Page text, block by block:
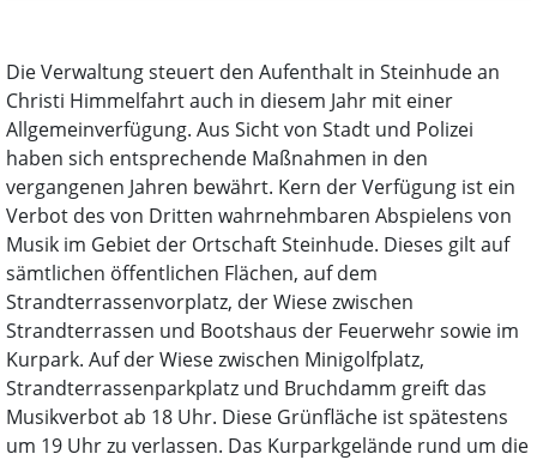
Die Verwaltung steuert den Aufenthalt in Steinhude an
Christi Himmelfahrt auch in diesem Jahr mit einer
Allgemeinverfügung. Aus Sicht von Stadt und Polizei
haben sich entsprechende Maßnahmen in den
vergangenen Jahren bewährt. Kern der Verfügung ist ein
Verbot des von Dritten wahrnehmbaren Abspielens von
Musik im Gebiet der Ortschaft Steinhude. Dieses gilt auf
sämtlichen öffentlichen Flächen, auf dem
Strandterrassenvorplatz, der Wiese zwischen
Strandterrassen und Bootshaus der Feuerwehr sowie im
Kurpark. Auf der Wiese zwischen Minigolfplatz,
Strandterrassenparkplatz und Bruchdamm greift das
Musikverbot ab 18 Uhr. Diese Grünfläche ist spätestens
um 19 Uhr zu verlassen. Das Kurparkgelände rund um die